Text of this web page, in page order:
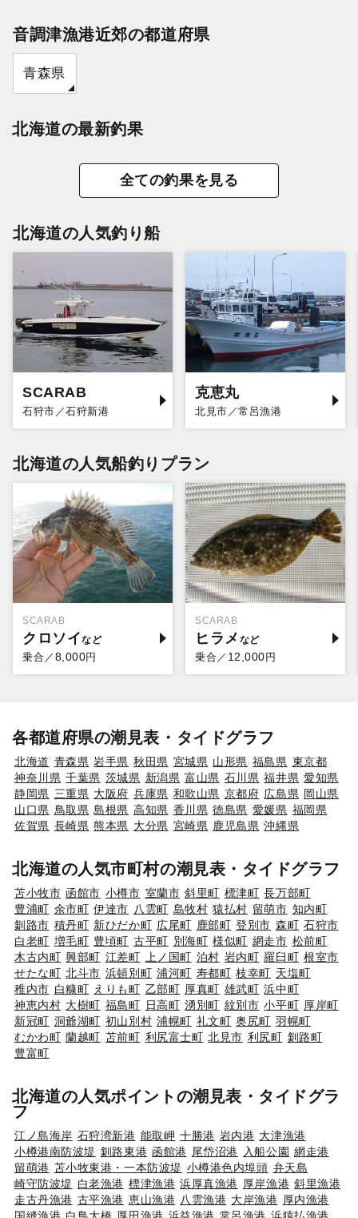
音調津漁港近郊の都道府県
青森県
北海道の最新釣果
全ての釣果を見る
北海道の人気釣り船
SCARAB
石狩市／石狩新港
克恵丸
北見市／常呂漁港
北海道の人気船釣りプラン
SCARAB
クロソイ
乗合／ 8,000円
SCARAB
ヒラメ
乗合／ 12,000円
各都道府県の潮見表・タイドグラフ
北海道 青森県 岩手県 秋田県 宮城県 山形県 福島県 東京都
神奈川県 千葉県 茨城県 新潟県 富山県 石川県 福井県 愛知県
静岡県 三重県 大阪府 兵庫県 和歌山県 京都府 広島県 岡山県
山口県 鳥取県 島根県 高知県 香川県 徳島県 愛媛県 福岡県
佐賀県 長崎県 熊本県 大分県 宮崎県 鹿児島県 沖縄県
北海道の人気市町村の潮見表・タイドグラフ
苫小牧市 函館市 小樽市 室蘭市 斜里町 標津町 長万部町
豊浦町 余市町 伊達市 八雲町 島牧村 猿払村 留萌市 知内町
釧路市 積丹町 新ひだか町 広尾町 鹿部町 登別市 森町 石狩市
白老町 増毛町 豊頃町 古平町 別海町 様似町 網走市 松前町
木古内町 興部町 江差町 上ノ国町 泊村 岩内町 羅臼町 根室市
せたな町 北斗市 浜頓別町 浦河町 寿都町 枝幸町 天塩町
稚内市 白糠町 えりも町 乙部町 厚真町 雄武町 浜中町
神恵内村 大樹町 福島町 日高町 湧別町 紋別市 小平町 厚岸町
新冠町 洞爺湖町 初山別村 浦幌町 礼文町 奥尻町 羽幌町
むかわ町 蘭越町 苫前町 利尻富士町 北見市 利尻町 釧路町
豊富町
北海道の人気ポイントの潮見表・タイドグラ
フ
江ノ島海岸 石狩湾新港 能取岬 十勝港 岩内港 大津漁港
小樽港南防波堤 釧路東港 函館港 尾岱沼港 入船公園 網走港
留萌港 苫小牧東港・一本防波堤 小樽港色内埠頭 弁天島
崎守防波堤 白老漁港 標津漁港 浜厚真漁港 厚岸漁港 斜里漁港
走古丹漁港 古平漁港 恵山漁港 八雲漁港 大岸漁港 厚内漁港
国縫漁港 白鳥大橋 厚田漁港 浜益漁港 常呂漁港 浜猿払漁港